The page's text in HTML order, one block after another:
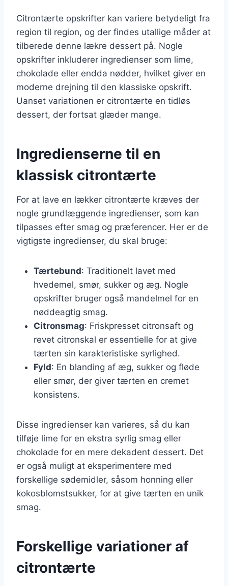
Citrontærte opskrifter kan variere betydeligt fra
region til region, og der findes utallige måder at
tilberede denne lækre dessert på. Nogle
opskrifter inkluderer ingredienser som lime,
chokolade eller endda nødder, hvilket giver en
moderne drejning til den klassiske opskrift.
Uanset variationen er citrontærte en tidløs
dessert, der fortsat glæder mange.
Ingredienserne til en
klassisk citrontærte
For at lave en lækker citrontærte kræves der
nogle grundlæggende ingredienser, som kan
tilpasses efter smag og præferencer. Her er de
vigtigste ingredienser, du skal bruge:
Tærtebund: Traditionelt lavet med
hvedemel, smør, sukker og æg. Nogle
opskrifter bruger også mandelmel for en
nøddeagtig smag.
Citronsmag: Friskpresset citronsaft og
revet citronskal er essentielle for at give
tærten sin karakteristiske syrlighed.
Fyld: En blanding af æg, sukker og fløde
eller smør, der giver tærten en cremet
konsistens.
Disse ingredienser kan varieres, så du kan
tilføje lime for en ekstra syrlig smag eller
chokolade for en mere dekadent dessert. Det
er også muligt at eksperimentere med
forskellige sødemidler, såsom honning eller
kokosblomstsukker, for at give tærten en unik
smag.
Forskellige variationer af
citrontærte